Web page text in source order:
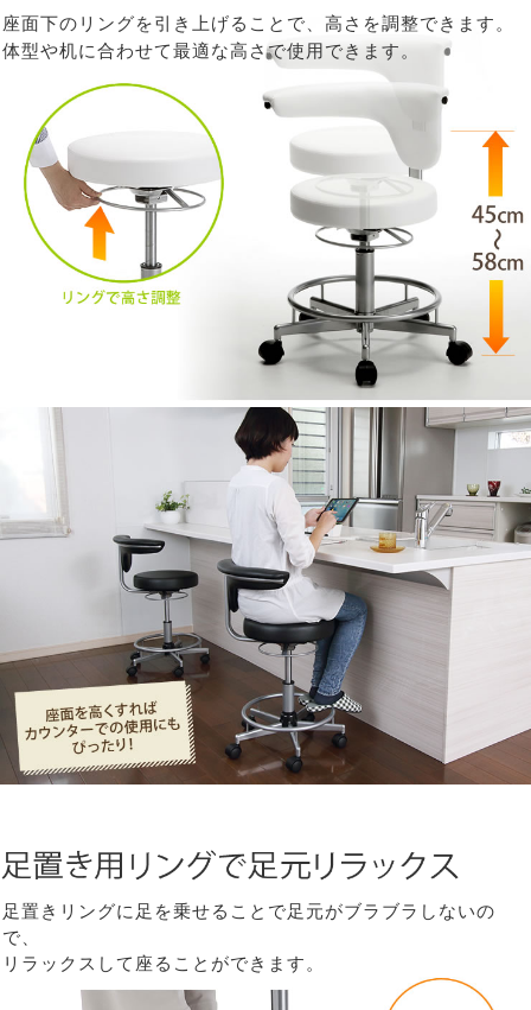
座面下のリングを引き上げることで、高さを調整できます。
体型や机に合わせて最適な高さで使用できます。
足置きリングに足を乗せることで足元がブラブラしないの
で、
リラックスして座ることができます。